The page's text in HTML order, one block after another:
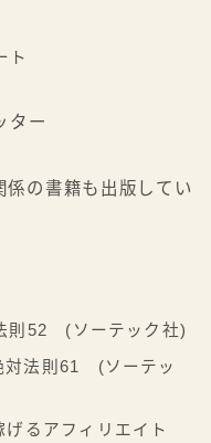
ト
ター
の書籍も出版してい
則52 (ソーテック社)
対法則61 (ソーテッ
げるアフィリエイト